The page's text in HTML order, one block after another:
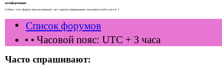
конференции
Сейчас этот форум просматривают: нет зарегистрированных пользователей и гости: 1
Список форумов
• • Часовой пояс: UTC + 3 часа
Часто спрашивают: